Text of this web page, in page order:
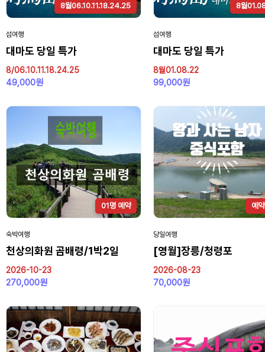
8월06.10.11.18.24.25
섬여행
대마도 당일 특가
8/06.10.11.18.24.25
49,000원
8월
섬여행
대마도 당일 특가
8월01.08.22
99,000원
01명 예약
숙박여행
천상의화원 곰배령/1박2일
2026-10-23
270,000원
예
당일여행
[영월]장릉/청령포
2026-08-23
70,000원